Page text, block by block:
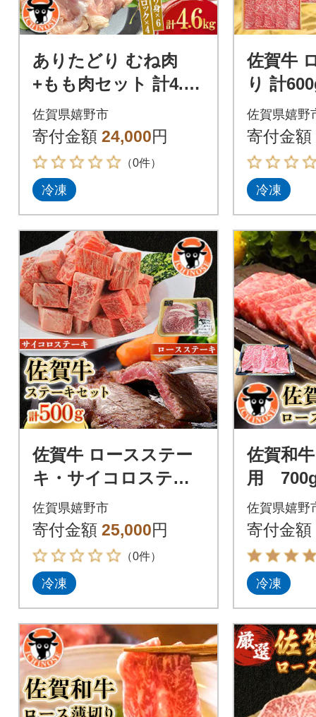
ありたどり むね肉
+もも肉セット 計4.6k
g
佐賀県嬉野市
寄付金額 24,000円
（0件）
冷凍
佐賀牛
り 計
佐賀県嬉野
寄付金額
冷凍
佐賀牛 ロースステー
キ・サイコロステー
キ セット 計500g
佐賀県嬉野市
寄付金額 25,000円
（0件）
冷凍
佐賀和
用
佐賀県嬉野
寄付金額
冷凍